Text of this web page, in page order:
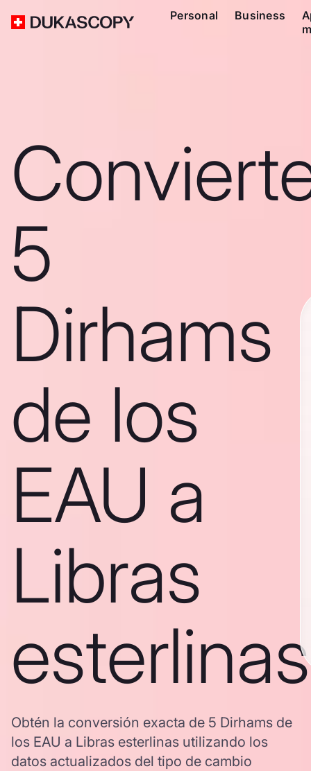
Personal Business
5
Dirhams
de los
EAU a
Libras
esterlinas
Obtén la conversión exacta de 5 Dirhams de
los EAU a Libras esterlinas utilizando los
datos actualizados del tipo de cambio